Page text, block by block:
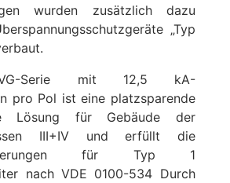
wurden zusätzlich dazu
„Typ
Serie mit 12,5 kA-
pro Pol ist eine platzsparende
Lösung für Gebäude der
III+IV und erfüllt die
für Typ 1
nach VDE 0100-534 Durch